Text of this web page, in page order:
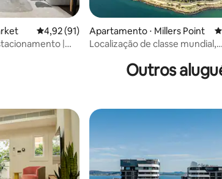
4,92 de uma avaliação média de 5, 91
4,92 (91)
|
Apartamento ⋅ Millers Point
Localização de classe mundial,
Outros